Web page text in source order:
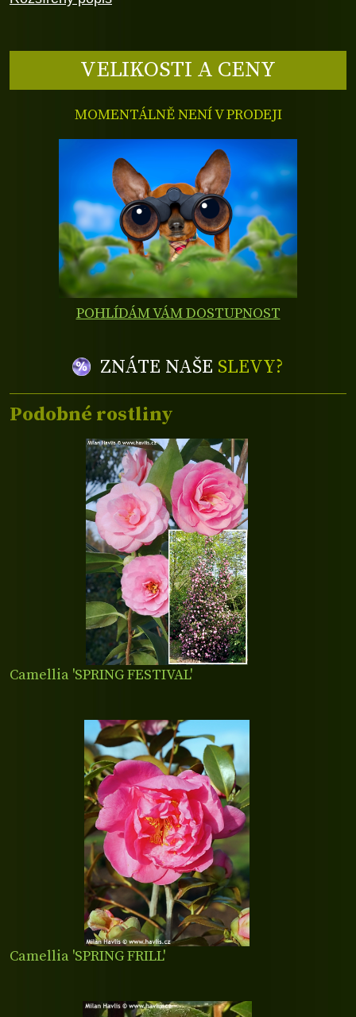
VELIKOSTI A CENY
MOMENTÁLNĚ NENÍ V PRODEJI
POHLÍDÁM VÁM DOSTUPNOST
ZNÁTE NAŠE SLEVY?
Podobné rostliny
Camellia 'SPRING FESTIVAL'
Camellia 'SPRING FRILL'